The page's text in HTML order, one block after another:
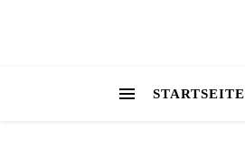
STARTSEITE